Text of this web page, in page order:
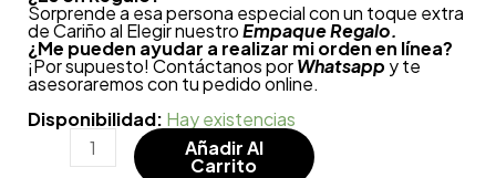
Sorprende a esa persona especial con un toque extra
de Cariño al Elegir nuestroEmpaque Regalo.
¿Me pueden ayudar a realizar mi orden en línea?
¡Por supuesto! Contáctanos porWhatsapp y te
asesoraremos con tu pedido online.
Disponibilidad: Hay existencias
Añadir Al
Carrito